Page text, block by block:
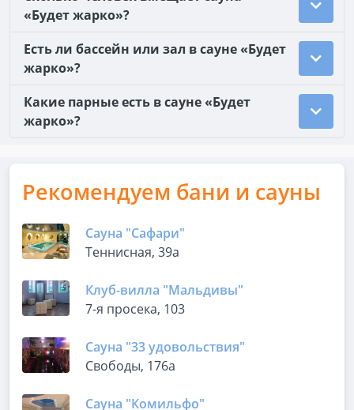
«Будет жарко»?
Есть ли бассейн или зал в сауне «Будет
жарко»?
Какие парные есть в сауне «Будет
жарко»?
Рекомендуем бани и сауны
Сауна "Сафари"
Теннисная, 39а
Клуб-вилла "Мальдивы"
7-я просека, 103
Сауна "33 удовольствия"
Свободы, 176а
Сауна "Комильфо"